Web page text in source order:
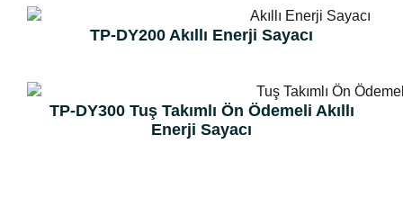
TP-DY200 Akıllı Enerji Sayacı
TP-DY300 Tuş Takımlı Ön Ödemeli Akıllı
Enerji Sayacı